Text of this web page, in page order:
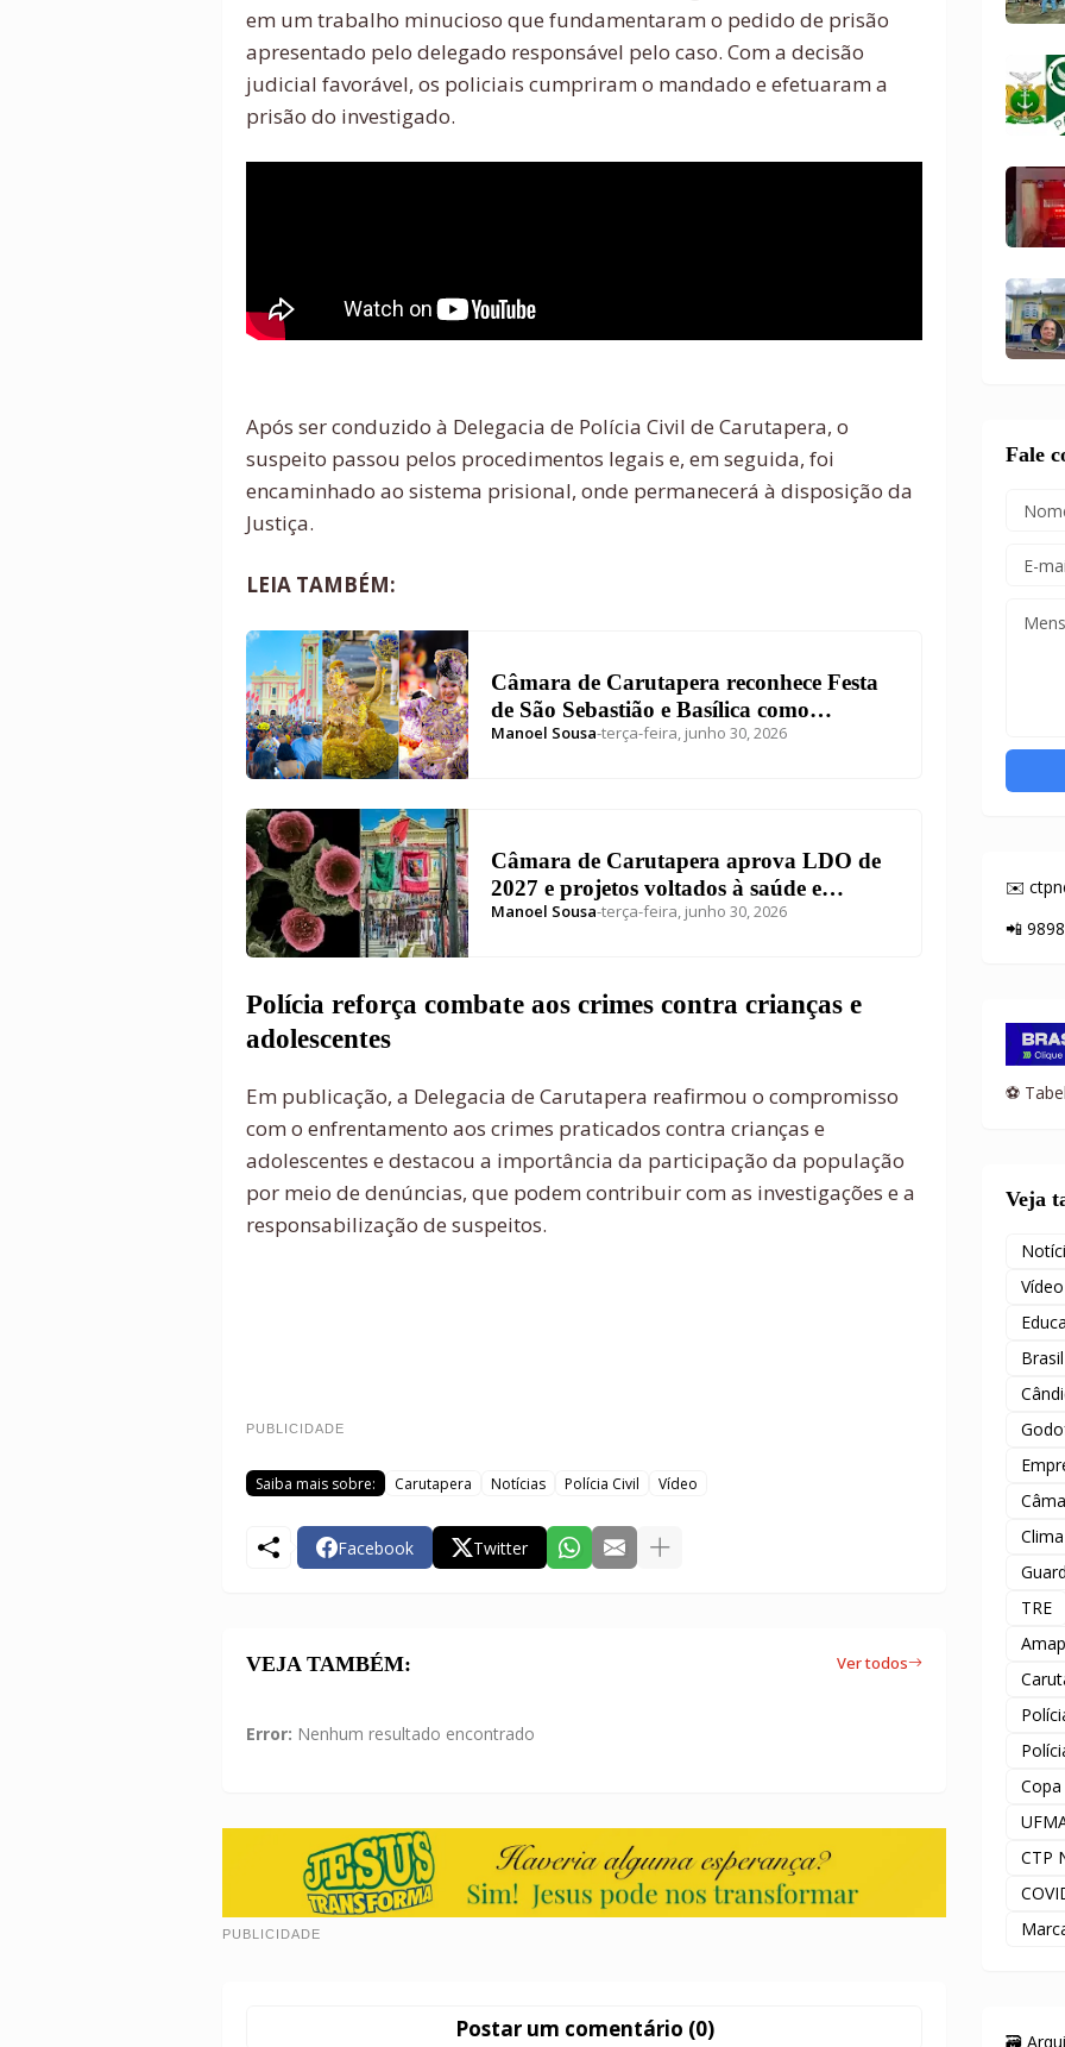
em um trabalho minucioso que fundamentaram o pedido de prisão
apresentado pelo delegado responsável pelo caso. Com a decisão
judicial favorável, os policiais cumpriram o mandado e efetuaram a
prisão do investigado.
Após ser conduzido à Delegacia de Polícia Civil de Carutapera, o
suspeito passou pelos procedimentos legais e, em seguida, foi
encaminhado ao sistema prisional, onde permanecerá à disposição da
Justiça.
LEIA TAMBÉM:
Câmara de Carutapera reconhece Festa
de São Sebastião e Basílica como
patrimônios culturais e homenageia
Manoel Sousa-terça-feira, junho 30, 2026
Câmara de Carutapera aprova LDO de
2027 e projetos voltados à saúde e
proteção de símbolos religiosos
Manoel Sousa-terça-feira, junho 30, 2026
Polícia reforça combate aos crimes contra crianças e
adolescentes
Em publicação, a Delegacia de Carutapera reafirmou o compromisso
com o enfrentamento aos crimes praticados contra crianças e
adolescentes e destacou a importância da participação da população
por meio de denúncias, que podem contribuir com as investigações e a
responsabilização de suspeitos.
PUBLICIDADE
Saiba mais sobre: Carutapera Notícias Polícia Civil Vídeo
Facebook Twitter
VEJA TAMBÉM: Ver todos
Error: Nenhum resultado encontrado
PUBLICIDADE
Postar um comentário (0)
Fale
✉️
📲
⚽
Veja
Vídeo
Brasil
Clima
TRE
Copa
CTP
🗃️